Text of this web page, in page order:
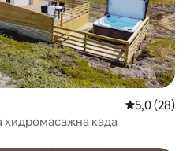
Просечна
5,0 (28)
хидромасажна када